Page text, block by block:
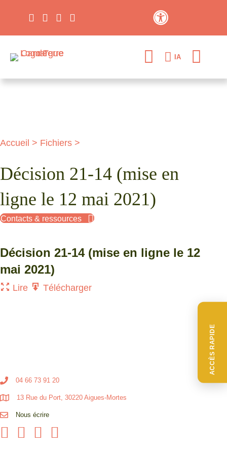
ACCÈS RAPIDE
IA
Accueil > Fichiers >
Décision 21-14 (mise en
ligne le 12 mai 2021)
Contacts & ressources
Décision 21-14 (mise en ligne le 12
mai 2021)
Lire Télécharger
04 66 73 91 20
13 Rue du Port, 30220 Aigues-Mortes
Nous écrire